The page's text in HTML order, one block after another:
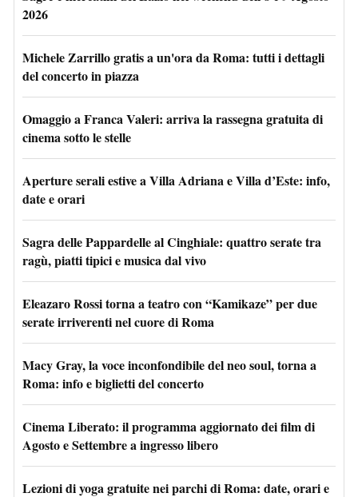
2026
Michele Zarrillo gratis a un'ora da Roma: tutti i dettagli
del concerto in piazza
Omaggio a Franca Valeri: arriva la rassegna gratuita di
cinema sotto le stelle
Aperture serali estive a Villa Adriana e Villa d’Este: info,
date e orari
Sagra delle Pappardelle al Cinghiale: quattro serate tra
ragù, piatti tipici e musica dal vivo
Eleazaro Rossi torna a teatro con “Kamikaze” per due
serate irriverenti nel cuore di Roma
Macy Gray, la voce inconfondibile del neo soul, torna a
Roma: info e biglietti del concerto
Cinema Liberato: il programma aggiornato dei film di
Agosto e Settembre a ingresso libero
Lezioni di yoga gratuite nei parchi di Roma: date, orari e